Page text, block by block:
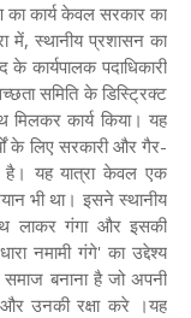
का कार्य केवल सरकार का
में, स्थानीय प्रशासन का
कार्यपालक पदाधिकारी
समिति के डिस्ट्रिक्ट
कार्य किया। यह
के लिए सरकारी और गैर-
है। यह यात्रा केवल एक
भी था। इसने स्थानीय
लाकर गंगा और इसकी
नमामी गंगे' का उद्देश्य
बनाना है जो अपनी
उनकी रक्षा करे ।यह